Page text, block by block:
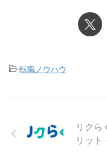
-転職ノウハウ
リクら
リット